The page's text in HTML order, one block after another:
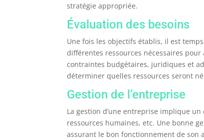
stratégie appropriée.
Évaluation des besoins
Une fois les objectifs établis, il est
différentes ressources nécessaires
contraintes budgétaires, juridiques et
déterminer quelles ressources seront
Gestion de l’entreprise
La gestion d’une entreprise implique
ressources humaines, etc. Une bonne
assurant le bon fonctionnement de son